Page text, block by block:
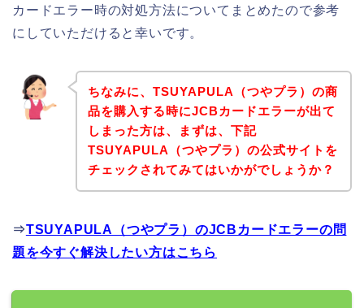
カードエラー時の対処方法についてまとめたので参考
にしていただけると幸いです。
ちなみに、TSUYAPULA（つやプラ）の商
品を購入する時にJCBカードエラーが出て
しまった方は、まずは、下記
TSUYAPULA（つやプラ）の公式サイトを
チェックされてみてはいかがでしょうか？
⇒TSUYAPULA（つやプラ）のJCBカードエラーの問
題を今すぐ解決したい方はこちら